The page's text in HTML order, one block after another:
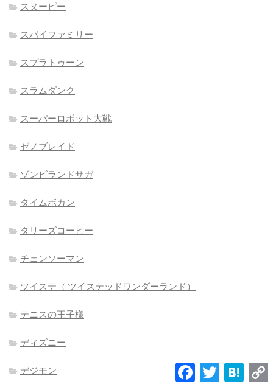
スヌーピー
スパイファミリー
スプラトゥーン
スラムダンク
スーパーロボット大戦
ゼノブレイド
ゾンビランドサガ
タイムボカン
タリーズコーヒー
チェンソーマン
ツイステ（ ツイステッドワンダーランド）
テニスの王子様
ディズニー
デジモン FacebookTwitter Hatena